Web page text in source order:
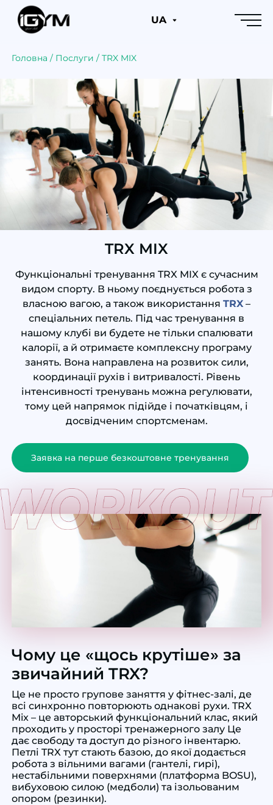
UA
Головна / Послуги /TRX MIX
TRX MIX
Функціональні тренування TRX MIX є сучасним
видом спорту. В ньому поєднується робота з
власною вагою, а також використання TRX –
спеціальних петель. Під час тренування в
нашому клубі ви будете не тільки спалювати
калорії, а й отримаєте комплексну програму
занять. Вона направлена на розвиток сили,
координації рухів і витривалості. Рівень
інтенсивності тренувань можна регулювати,
тому цей напрямок підійде і початківцям, і
досвідченим спортсменам.
Заявка на перше безкоштовне тренування
Чому це «щось крутіше» за
звичайний TRX?
Це не просто групове заняття у фітнес-залі, де
всі синхронно повторюють однакові рухи. TRX
Mix – це авторський функціональний клас, який
проходить у просторі тренажерного залу Це
дає свободу та доступ до різного інвентарю.
Петлі TRX тут стають базою, до якої додається
робота з вільними вагами (гантелі, гирі),
нестабільними поверхнями (платформа BOSU),
вибуховою силою (медболи) та ізольованим
опором (резинки).